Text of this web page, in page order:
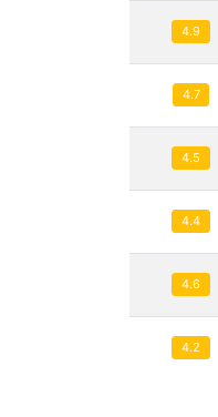
4.9
4.7
4.5
4.4
4.6
4.2